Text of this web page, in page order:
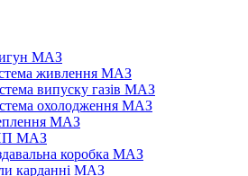
МАЗ
живлення МАЗ
випуску газів МАЗ
охолодження МАЗ
МАЗ
МАЗ
коробка МАЗ
карданні МАЗ